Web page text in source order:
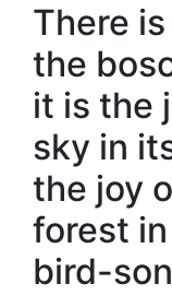
There
the
it is the
sky in
the joy
forest
bird-